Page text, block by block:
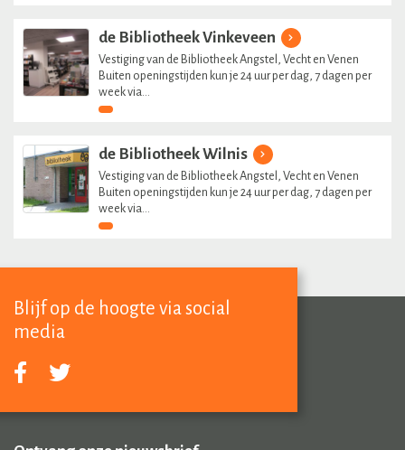
de Bibliotheek Vinkeveen
Vestiging van de Bibliotheek Angstel, Vecht en Venen
Buiten openingstijden kun je 24 uur per dag, 7 dagen per
week via...
de Bibliotheek Wilnis
Vestiging van de Bibliotheek Angstel, Vecht en Venen
Buiten openingstijden kun je 24 uur per dag, 7 dagen per
week via...
Blijf op de hoogte via social
media